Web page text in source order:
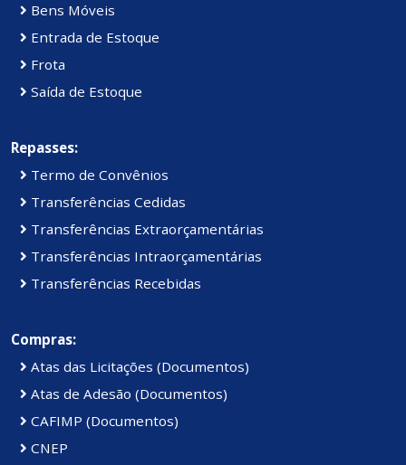
Bens Móveis
Entrada de Estoque
Frota
Saída de Estoque
Repasses:
Termo de Convênios
Transferências Cedidas
Transferências Extraorçamentárias
Transferências Intraorçamentárias
Transferências Recebidas
Compras:
Atas das Licitações (Documentos)
Atas de Adesão (Documentos)
CAFIMP (Documentos)
CNEP